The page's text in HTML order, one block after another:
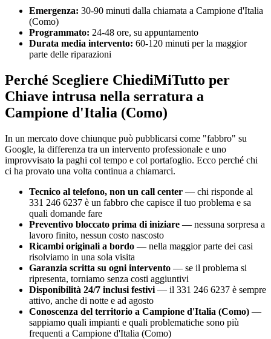
Emergenza: 30-90 minuti dalla chiamata a Campione d'Italia
(Como)
Programmato: 24-48 ore, su appuntamento
Durata media intervento: 60-120 minuti per la maggior
parte delle riparazioni
Perché Scegliere ChiediMiTutto per
Chiave intrusa nella serratura a
Campione d'Italia (Como)
In un mercato dove chiunque può pubblicarsi come "fabbro" su
Google, la differenza tra un intervento professionale e uno
improvvisato la paghi col tempo e col portafoglio. Ecco perché chi
ci ha provato una volta continua a chiamarci.
Tecnico al telefono, non un call center — chi risponde al
331 246 6237 è un fabbro che capisce il tuo problema e sa
quali domande fare
Preventivo bloccato prima di iniziare — nessuna sorpresa a
lavoro finito, nessun costo nascosto
Ricambi originali a bordo — nella maggior parte dei casi
risolviamo in una sola visita
Garanzia scritta su ogni intervento — se il problema si
ripresenta, torniamo senza costi aggiuntivi
Disponibilità 24/7 inclusi festivi — il 331 246 6237 è sempre
attivo, anche di notte e ad agosto
Conoscenza del territorio a Campione d'Italia (Como) —
sappiamo quali impianti e quali problematiche sono più
frequenti a Campione d'Italia (Como)